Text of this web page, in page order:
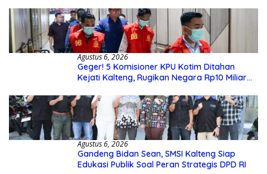
Agustus 6, 2026
Geger! 5 Komisioner KPU Kotim Ditahan
Kejati Kalteng, Rugikan Negara Rp10 Miliar
Agustus 6, 2026
Gandeng Bidan Sean, SMSI Kalteng Siap
Edukasi Publik Soal Peran Strategis DPD RI